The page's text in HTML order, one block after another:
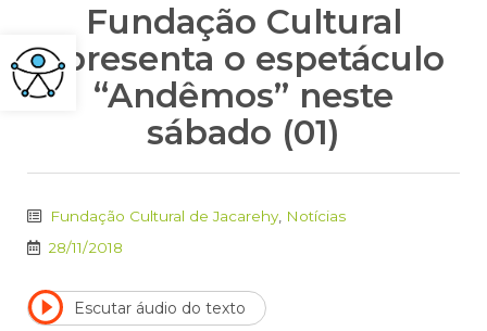
Fundação Cultural
apresenta o espetáculo
“Andêmos” neste
sábado (01)
Fundação Cultural de Jacarehy Notícias
28/11/2018
Escutar áudio do texto